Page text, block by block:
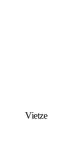
Vietze